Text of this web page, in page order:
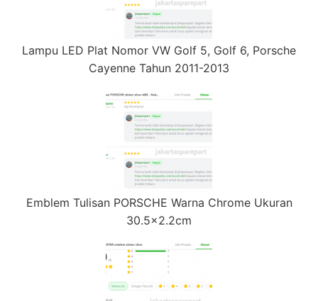
Lampu LED Plat Nomor VW Golf 5, Golf 6, Porsche
Cayenne Tahun 2011-2013
Emblem Tulisan PORSCHE Warna Chrome Ukuran
30.5×2.2cm